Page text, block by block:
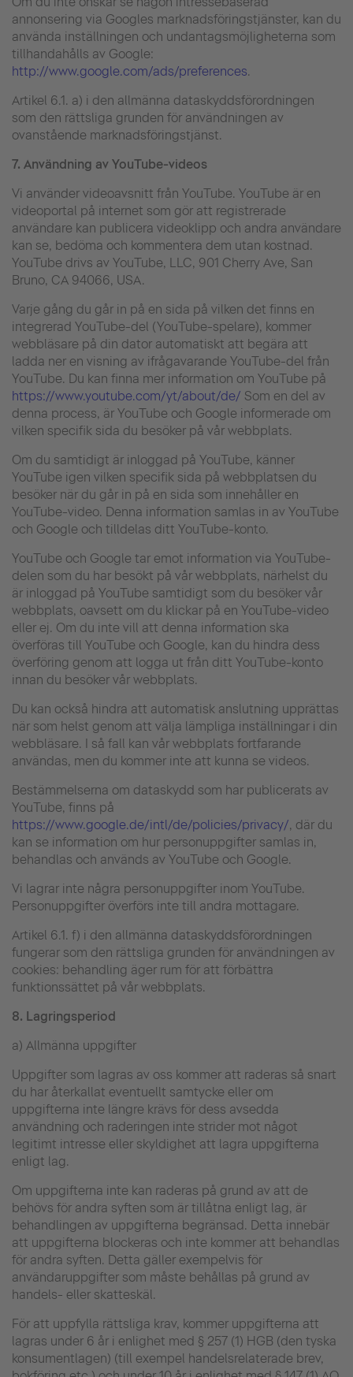
annonsering via Googles marknadsföringstjänster, kan du
använda inställningen och undantagsmöjligheterna som
tillhandahålls av Google:
http://www.google.com/ads/preferences.
Artikel 6.1. a) i den allmänna dataskyddsförordningen
som den rättsliga grunden för användningen av
ovanstående marknadsföringstjänst.
7. Användning av YouTube-videos
Vi använder videoavsnitt från YouTube. YouTube är en
videoportal på internet som gör att registrerade
användare kan publicera videoklipp och andra användare
kan se, bedöma och kommentera dem utan kostnad.
YouTube drivs av YouTube, LLC, 901 Cherry Ave, San
Bruno, CA 94066, USA.
Varje gång du går in på en sida på vilken det finns en
integrerad YouTube-del (YouTube-spelare), kommer
webbläsare på din dator automatiskt att begära att
ladda ner en visning av ifrågavarande YouTube-del från
YouTube. Du kan finna mer information om YouTube på
https://www.youtube.com/yt/about/de/ Som en del av
denna process, är YouTube och Google informerade om
vilken specifik sida du besöker på vår webbplats.
Om du samtidigt är inloggad på YouTube, känner
YouTube igen vilken specifik sida på webbplatsen du
besöker när du går in på en sida som innehåller en
YouTube-video. Denna information samlas in av YouTube
och Google och tilldelas ditt YouTube-konto.
YouTube och Google tar emot information via YouTube-
delen som du har besökt på vår webbplats, närhelst du
är inloggad på YouTube samtidigt som du besöker vår
webbplats, oavsett om du klickar på en YouTube-video
eller ej. Om du inte vill att denna information ska
överföras till YouTube och Google, kan du hindra dess
överföring genom att logga ut från ditt YouTube-konto
innan du besöker vår webbplats.
Du kan också hindra att automatisk anslutning upprättas
när som helst genom att välja lämpliga inställningar i din
webbläsare. I så fall kan vår webbplats fortfarande
användas, men du kommer inte att kunna se videos.
Bestämmelserna om dataskydd som har publicerats av
YouTube, finns på
https://www.google.de/intl/de/policies/privacy/, där du
kan se information om hur personuppgifter samlas in,
behandlas och används av YouTube och Google.
Vi lagrar inte några personuppgifter inom YouTube.
Personuppgifter överförs inte till andra mottagare.
Artikel 6.1. f) i den allmänna dataskyddsförordningen
fungerar som den rättsliga grunden för användningen av
cookies: behandling äger rum för att förbättra
funktionssättet på vår webbplats.
8. Lagringsperiod
a) Allmänna uppgifter
Uppgifter som lagras av oss kommer att raderas så snart
du har återkallat eventuellt samtycke eller om
uppgifterna inte längre krävs för dess avsedda
användning och raderingen inte strider mot något
legitimt intresse eller skyldighet att lagra uppgifterna
enligt lag.
Om uppgifterna inte kan raderas på grund av att de
behövs för andra syften som är tillåtna enligt lag, är
behandlingen av uppgifterna begränsad. Detta innebär
att uppgifterna blockeras och inte kommer att behandlas
för andra syften. Detta gäller exempelvis för
användaruppgifter som måste behållas på grund av
handels- eller skatteskäl.
För att uppfylla rättsliga krav, kommer uppgifterna att
lagras under 6 år i enlighet med § 257 (1) HGB (den tyska
konsumentlagen) (till exempel handelsrelaterade brev,